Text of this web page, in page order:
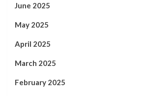
June 2025
May 2025
April 2025
March 2025
February 2025